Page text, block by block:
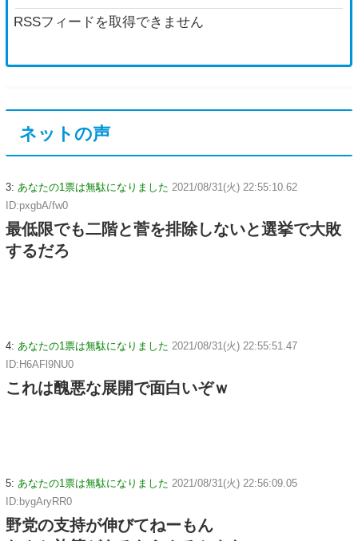
を発見した」と追加主張するも……他
RSSフィードを取得できません
ネットの声
3: あなたの1票は無駄になりました 2021/08/31(火) 22:55:10.62
ID:pxgbA/fw0
最低限でも二階と菅を排除しないと選挙で大敗
するだろ
4: あなたの1票は無駄になりました 2021/08/31(火) 22:55:51.47
ID:H6AFl9NU0
これは醜悪な展開で面白いぞｗ
5: あなたの1票は無駄になりました 2021/08/31(火) 22:56:09.05
ID:bygAryRR0
野党の支持が伸びてねーもん